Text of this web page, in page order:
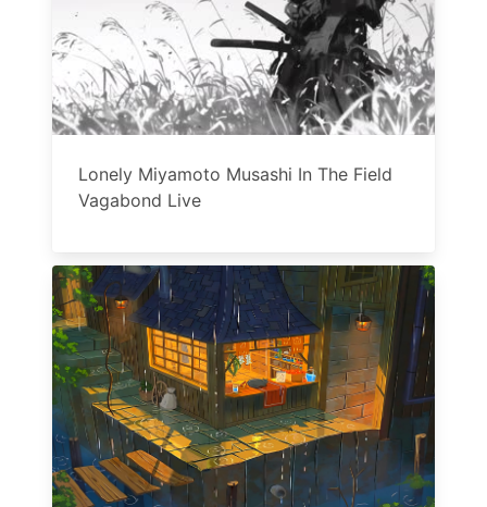
Lonely Miyamoto Musashi In The Field
Vagabond Live